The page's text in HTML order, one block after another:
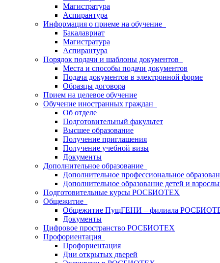
Магистратура
Аспирантура
Информация о приеме на обучение
Бакалавриат
Магистратура
Аспирантура
Порядок подачи и шаблоны документов
Места и способы подачи документов
Подача документов в электронной форме
Образцы договора
Прием на целевое обучение
Обучение иностранных граждан
Об отделе
Подготовительный факультет
Высшее образование
Получение приглашения
Получение учебной визы
Документы
Дополнительное образование
Дополнительное профессиональное
Дополнительное образование детей и
Подготовительные курсы РОСБИОТЕХ
Общежитие
Общежитие ПущГЕНИ – филиала
Документы
Цифровое пространство РОСБИОТЕХ
Профориентация
Профориентация
Дни открытых дверей